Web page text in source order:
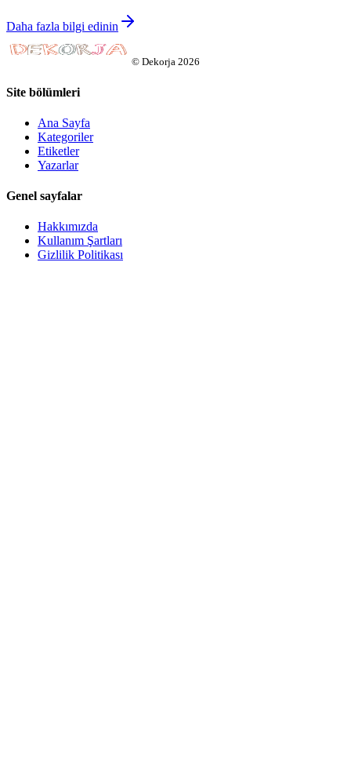
Daha fazla bilgi edinin
© Dekorja 2026
Site bölümleri
Ana Sayfa
Kategoriler
Etiketler
Yazarlar
Genel sayfalar
Hakkımızda
Kullanım Şartları
Gizlilik Politikası